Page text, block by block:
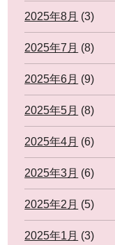
2025年8月 (3)
2025年7月 (8)
2025年6月 (9)
2025年5月 (8)
2025年4月 (6)
2025年3月 (6)
2025年2月 (5)
2025年1月 (3)